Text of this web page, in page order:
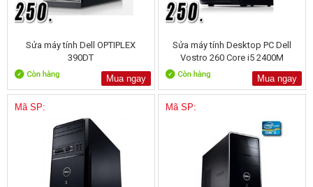
Sửa máy tính Dell OPTIPLEX
390DT
Mua ngay
Sửa máy tính Desktop PC Dell
Vostro 260 Core i5 2400M
Mua ngay
Mã SP: Mã SP: